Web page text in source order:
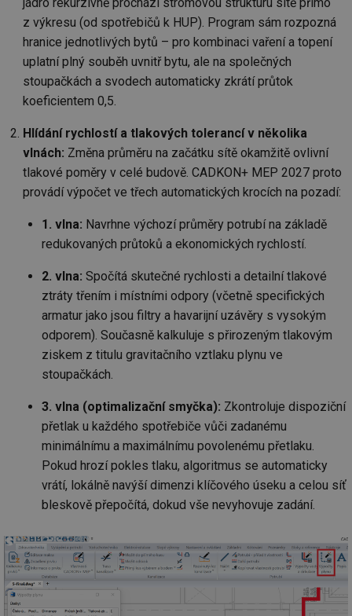
z výkresu (od spotřebičů k HUP). Program sám rozpozná
hranice jednotlivých bytů – pro kombinaci vaření a topení
uplatní plný souběh uvnitř bytu, ale na společných
stoupačkách a svodech automaticky zkrátí průtok
koeficientem 0,5.
Hlídání rychlostí a tlakových tolerancí v několika
vlnách: Změna průměru na začátku sítě okamžitě ovlivní
tlakové poměry v celé budově. CADKON+ MEP 2027 proto
provádí výpočet ve třech automatických krocích na pozadí:
1. vlna: Navrhne výchozí průměry potrubí na základě
redukovaných průtoků a ekonomických rychlostí.
2. vlna: Spočítá skutečné rychlosti a detailní tlakové
ztráty třením i místními odpory (včetně specifických
armatur jako jsou filtry a havarijní uzávěry s vysokým
odporem). Současně kalkuluje s přirozeným tlakovým
ziskem z titulu gravitačního vztlaku plynu ve
stoupačkách.
3. vlna (optimalizační smyčka): Zkontroluje dispoziční
přetlak u každého spotřebiče vůči zadanému
minimálnímu a maximálnímu povolenému přetlaku.
Pokud hrozí pokles tlaku, algoritmus se automaticky
vrátí, lokálně navýší dimenzi klíčového úseku a celou síť
bleskově přepočítá, dokud vše nevyhovuje zadání.